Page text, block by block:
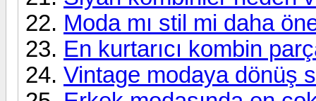
Moda mı stil mi daha
En kurtarıcı kombin
Vintage modaya dönüş